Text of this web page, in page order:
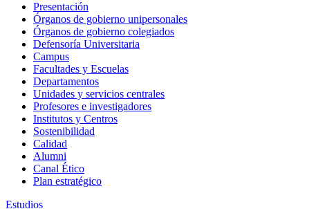
Presentación
Órganos de gobierno unipersonales
Órganos de gobierno colegiados
Defensoría Universitaria
Campus
Facultades y Escuelas
Departamentos
Unidades y servicios centrales
Profesores e investigadores
Institutos y Centros
Sostenibilidad
Calidad
Alumni
Canal Ético
Plan estratégico
Estudios